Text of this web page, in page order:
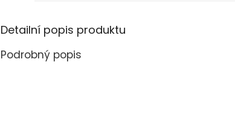
Detailní popis produktu
Podrobný popis